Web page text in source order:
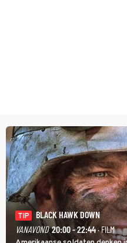
TIP
BLACK HAWK DOWN
VANAVOND 20:00 - 22:44· FILM